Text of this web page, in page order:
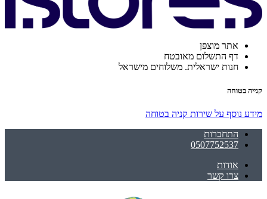
אתר מוצפן
דף התשלום מאובטח
חנות ישראלית. משלוחים מישראל
קנייה בטוחה
מידע נוסף על שירות קניה בטוחה
התחברות
0507752537
אודות
צרו קשר